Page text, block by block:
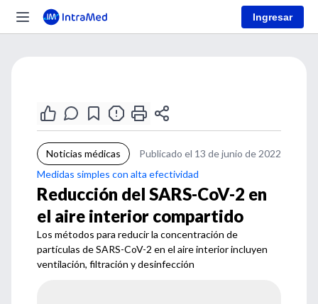
Ingresar
Noticias médicas
Publicado el 13 de junio de 2022
Medidas simples con alta efectividad
Reducción del SARS-CoV-2 en
el aire interior compartido
Los métodos para reducir la concentración de
partículas de SARS-CoV-2 en el aire interior incluyen
ventilación, filtración y desinfección